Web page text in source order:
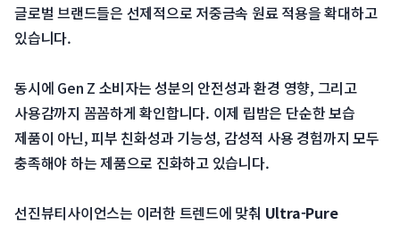
글로벌 브랜드들은 선제적으로 저중금속 원료 적용을 확대하고
있습니다.
동시에 Gen Z 소비자는 성분의 안전성과 환경 영향, 그리고
사용감까지 꼼꼼하게 확인합니다. 이제 립밤은 단순한 보습
제품이 아닌, 피부 친화성과 기능성, 감성적 사용 경험까지 모두
충족해야 하는 제품으로 진화하고 있습니다.
선진뷰티사이언스는 이러한 트렌드에 맞춰 Ultra-Pure